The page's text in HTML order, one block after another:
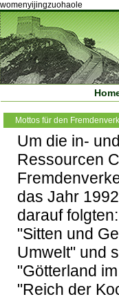
womenyijingzuohaole
Mottos für den
Um die in-
Ressourcen
das Jahr
darauf
"Sitten und
Umwelt" und
"Götterland
"Reich der